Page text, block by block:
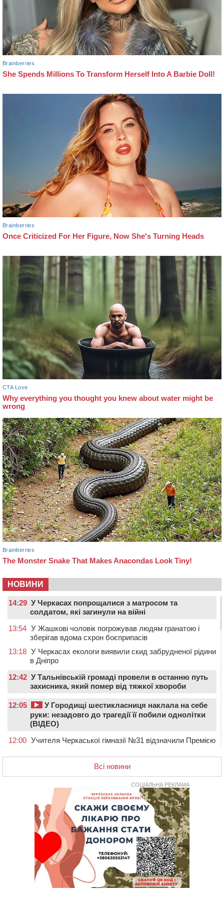
НОВИНИ
14:29 У Черкасах попрощалися з матросом та
солдатом, які загинули на війні
13:54 У Жашкові чоловік погрожував людям гранатою і
зберігав вдома схрон боєприпасів
13:18 У Черкасах екологи виявили скид забрудненої рідини
в Дніпро
12:42 У Тальнівській громаді провели в останню путь
захисника, який помер від тяжкої хвороби
12:05
У Городищі шестикласниця наклала на себе
руки: незадовго до трагедії її побили однолітки
(ВІДЕО)
12:00 Учителя Черкаської гімназії №31 відзначили Премією
На Черкащині запрацювала Мистецько-краєзнавча
У Вільшанській громаді попрощалися із
захисником, який помер від тяжких поранень
Всі опинилися в кюветі: у Будищі зіткнулися два
автомобілі та мотоцикл
На Черкащині боржникам за електроенергію
нарахують 3% річних та інфляційні втрати
Черкащина серед лідерів за кількістю штрафів для
підприємств через неподання даних про транспорт до
ТЦК
Всі новини
СОЦІАЛЬНА РЕКЛАМА